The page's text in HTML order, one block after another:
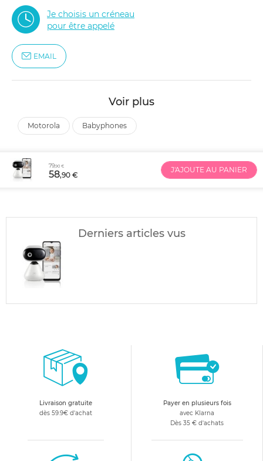
Je choisis un créneau
pour être appelé
EMAIL
Voir plus
motorola babyphones
79,90 €
58,90 €
J'AJOUTE AU PANIER
Derniers articles vus
Livraison gratuite
dès 59.9€ d'achat
Payer en plusieurs fois
avec Klarna
Dès 35 € d'achats